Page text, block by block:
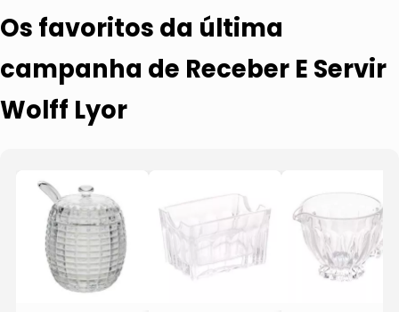
Os favoritos da última
campanha de Receber E Servir
Wolff Lyor